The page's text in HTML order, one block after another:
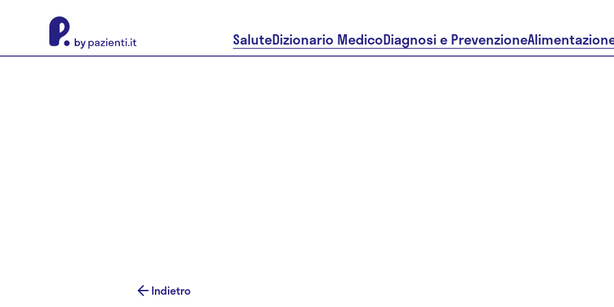
SaluteDizionario MedicoDiagnosi e Prevenzione
Indietro